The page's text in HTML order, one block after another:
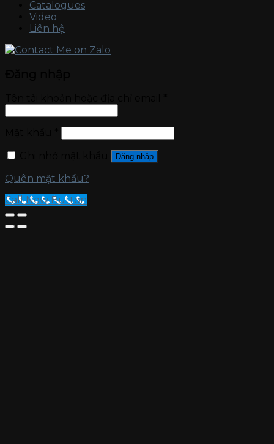
Catalogues
Video
Liên hệ
Đăng nhập
Quên mật khẩu?
Call Now Button